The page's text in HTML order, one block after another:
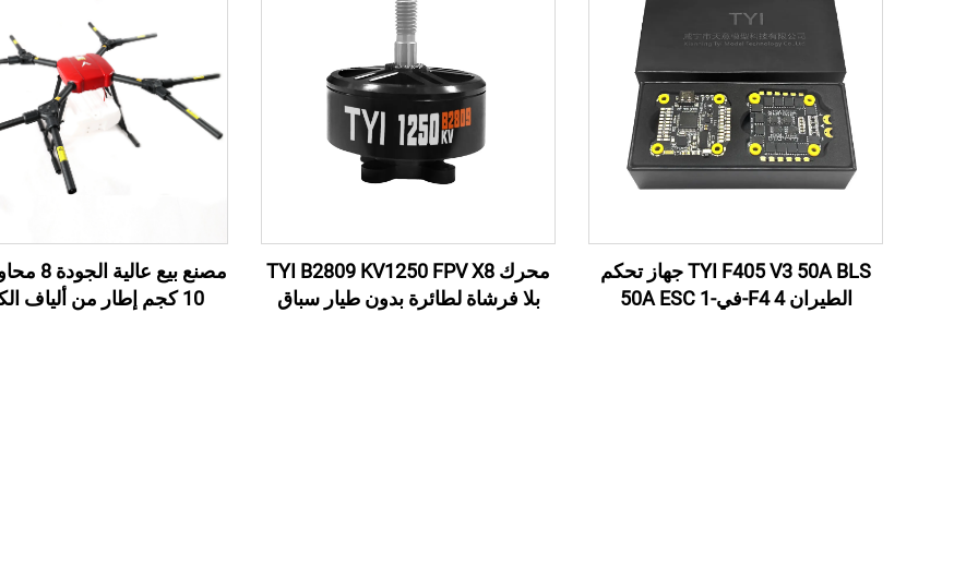
TYI F405 V3 50A BLS جهاز تحكم
الطيران F4 4-في-1 50A ESC
محرك TYI B2809 KV1250 FPV X8
بلا فرشاة لطائرة بدون طيار سباق
10 كجم إطار من ألياف